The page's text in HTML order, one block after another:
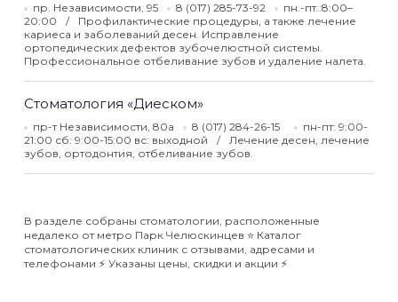
пр. Независимости, 95 8 (017) 285-73-92
пн.-пт.:8:00–
20:00
Профилактические процедуры, а также лечение
кариеса и заболеваний десен. Исправление
ортопедических дефектов зубочелюстной системы.
Профессиональное отбеливание зубов и удаление налета.
Стоматология «Диеском»
пр-т Независимости, 80а 8 (017) 284-26-15
пн-пт: 9:00-
21:00 сб: 9:00-15:00 вс: выходной
Лечение десен, лечение
зубов, ортодонтия, отбеливание зубов.
В разделе собраны стоматологии, расположенные
недалеко от метро Парк Челюскинцев ⭐️ Каталог
стоматологических клиник с отзывами, адресами и
телефонами ⚡️ Указаны цены, скидки и акции ⚡️